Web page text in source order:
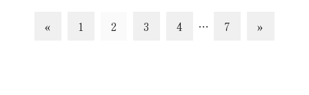
« 1 2 3 4 … 7 »